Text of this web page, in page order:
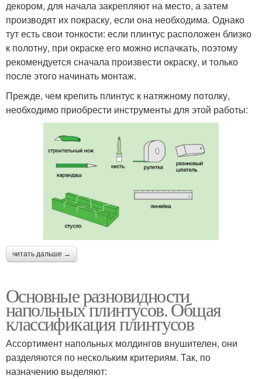
Пластиковые плинтусы Пластиковый плинтус
Деревянный плинтус Металлический плинтус
Плинтусы для
линолеума
Полиуретановый
плинтус
Плинтусы в цвет Плинтус в цвет
Плинтус в углах
декором, для начала закрепляют на место, а затем
производят их покраску, если она необходима. Однако
тут есть свои тонкости: если плинтус расположен близко
к полотну, при окраске его можно испачкать, поэтому
рекомендуется сначала произвести окраску, и только
после этого начинать монтаж.
Прежде, чем крепить плинтус к натяжному потолку,
необходимо приобрести инструменты для этой работы:
читать дальше →
Основные разновидности
напольных плинтусов. Общая
классификация плинтусов
Ассортимент напольных молдингов внушителен, они
разделяются по нескольким критериям. Так, по
назначению выделяют: